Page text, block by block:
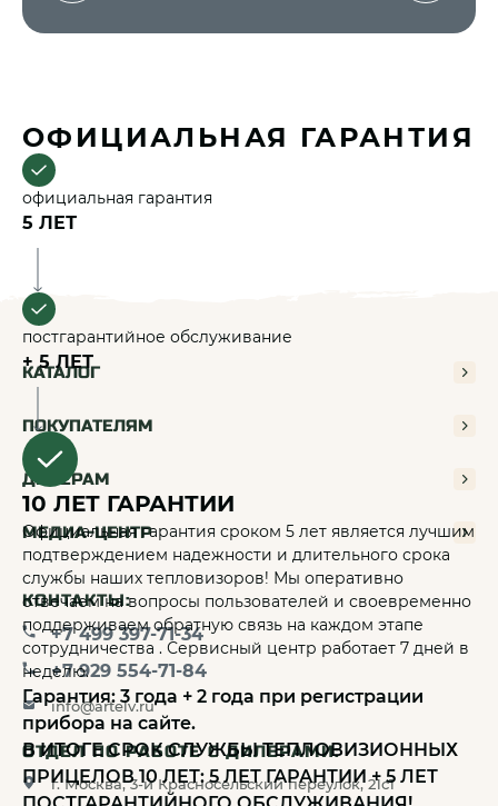
ОФИЦИАЛЬНАЯ ГАРАНТИЯ
официальная гарантия
5 ЛЕТ
постгарантийное обслуживание
+ 5 ЛЕТ
10 ЛЕТ ГАРАНТИИ
Официальная гарантия сроком 5 лет является лучшим
подтверждением надежности и длительного срока
службы наших тепловизоров! Мы оперативно
отвечаем на вопросы пользователей и своевременно
поддерживаем обратную связь на каждом этапе
сотрудничества . Сервисный центр работает 7 дней в
неделю.
Гарантия: 3 года + 2 года при регистрации
прибора на сайте.
В ИТОГЕ СРОК СЛУЖБЫ ТЕПЛОВИЗИОННЫХ
ПРИЦЕЛОВ 10 ЛЕТ: 5 ЛЕТ ГАРАНТИИ + 5 ЛЕТ
КАТАЛОГ
ПОКУПАТЕЛЯМ
ДИЛЕРАМ
МЕДИА-ЦЕНТР
КОНТАКТЫ:
+7 499 397-71-34
+7 929 554-71-84
info@artelv.ru
ОТДЕЛ ПО РАБОТЕ С ДИЛЕРАМИ:
г. Москва, 3-й Красносельский переулок, 21с1